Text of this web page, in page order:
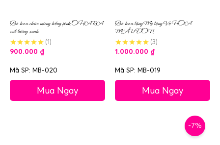
Bó hoa chúc mừng hồng pink OHARA
cát tường xanh
(1)
900.000 ₫
Mã SP: MB-020
Mua Ngay
Bó hoa tặng Mẹ tặng Vợ HOA
MẪU ĐƠN
(3)
1.000.000 ₫
Mã SP: MB-019
Mua Ngay
-7%